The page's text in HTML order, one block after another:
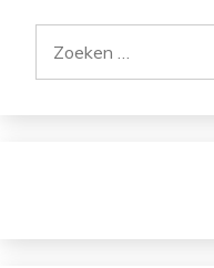
naar: